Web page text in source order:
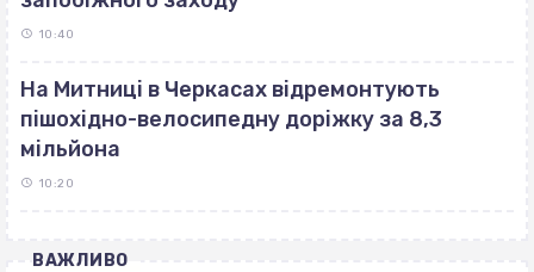
10:40
На Митниці в Черкасах відремонтують
пішохідно-велосипедну доріжку за 8,3
мільйона
10:20
ВАЖЛИВО